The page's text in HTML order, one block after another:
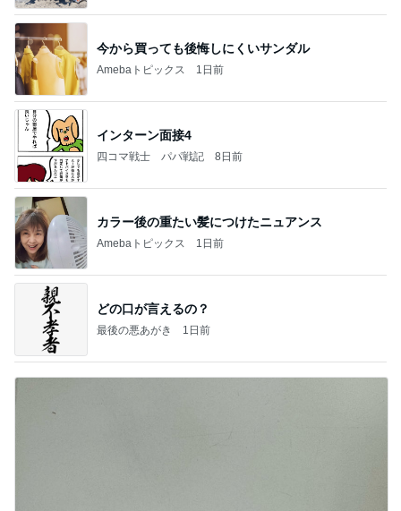
今から買っても後悔しにくいサンダル
Amebaトピックス 1日前
インターン面接4
四コマ戦士 パパ戦記 8日前
カラー後の重たい髪につけたニュアンス
Amebaトピックス 1日前
どの口が言えるの？
最後の悪あがき 1日前